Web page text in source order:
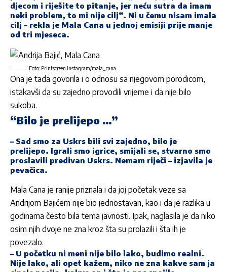
djecom i riješite to pitanje, jer neću sutra da imam
neki problem, to mi nije cilj“. Ni u čemu nisam imala
cilj – rekla je Mala Cana u jednoj emisiji prije manje
od tri mjeseca.
Foto: Printscreen Instagram/mala_cana
Ona je tada govorila i o odnosu sa njegovom porodicom,
istakavši da su zajedno provodili vrijeme i da nije bilo
sukoba.
“Bilo je prelijepo …”
– Sad smo za Uskrs bili svi zajedno, bilo je
prelijepo. Igrali smo igrice, smijali se, stvarno smo
proslavili predivan Uskrs. Nemam riječi – izjavila je
pevačica.
Mala Cana je ranije priznala i da joj početak veze sa
Andrijom Bajićem nije bio jednostavan, kao i da je razlika u
godinama često bila tema javnosti. Ipak, naglasila je da niko
osim njih dvoje ne zna kroz šta su prolazili i šta ih je
povezalo.
– U početku ni meni nije bilo lako, budimo realni.
Nije lako, ali opet kažem, niko ne zna kakve sam ja